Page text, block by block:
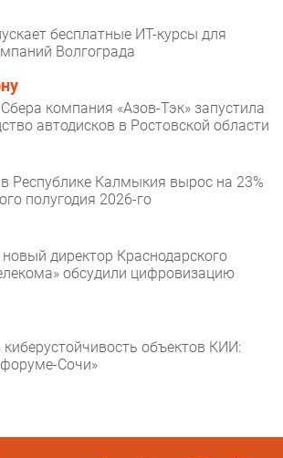
бесплатные ИТ-курсы для
Волгограда
компания «Азов-Тэк» запустила
автодисков в Ростовской области
Республике Калмыкия вырос на 23%
полугодия 2026-го
директор Краснодарского
обсудили цифровизацию
киберустойчивость объектов КИИ:
Сочи»